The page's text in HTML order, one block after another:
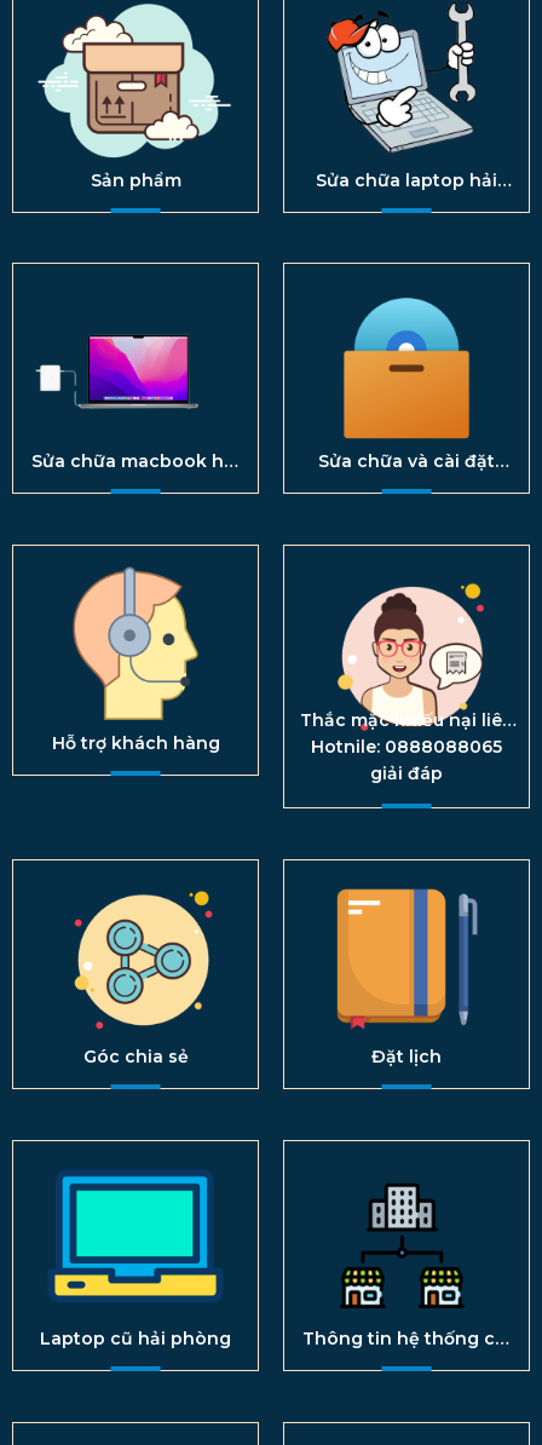
Sản phẩm
Sửa chữa laptop hải
Sửa chữa macbook hải
Sửa chữa và cài đặt
Hỗ trợ khách hàng
Thắc mặc khiếu nại liên
hệ
Hotnile: 0888088065
giải đáp
Góc chia sẻ Đặt lịch
Laptop cũ hải phòng
Thông tin hệ thống chi